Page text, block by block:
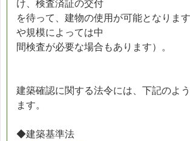
け、検査済証の交付
を待って、建物の使用が可能となりま
や規模によっては中
間検査が必要な場合もあります）。
建築確認に関する法令には、下記のよ
ます。
◆建築基準法